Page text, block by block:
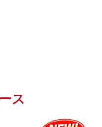
ス